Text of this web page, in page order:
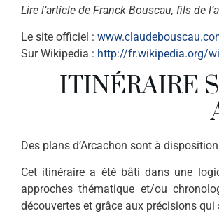
Lire l’article de Franck Bouscau, fils de
Le site officiel :
Sur Wikipedia : http://fr.wikipedia.org/
ITINÉRAIRE
Des plans d’Arcachon sont à
Cet itinéraire a été bâti dans une
approches thématique et/ou
découvertes et grâce aux précisions qui